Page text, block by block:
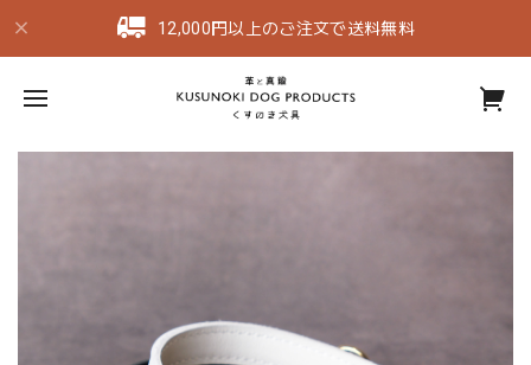
12,000円以上のご注文で送料無料